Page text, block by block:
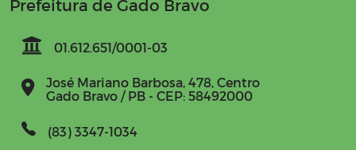
Prefeitura de Gado Bravo
01.612.651/0001-03
José Mariano Barbosa, 478, Centro
Gado Bravo / PB - CEP: 58492000
(83) 3347-1034